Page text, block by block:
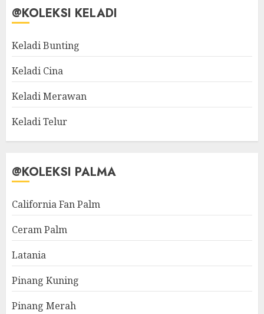
@KOLEKSI KELADI
Keladi Bunting
Keladi Cina
Keladi Merawan
Keladi Telur
@KOLEKSI PALMA
California Fan Palm
Ceram Palm
Latania
Pinang Kuning
Pinang Merah